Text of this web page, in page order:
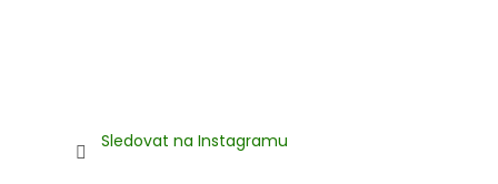
Sledovat na Instagramu